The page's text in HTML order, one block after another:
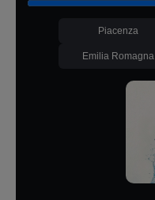
Piacenza
Emilia Romagna